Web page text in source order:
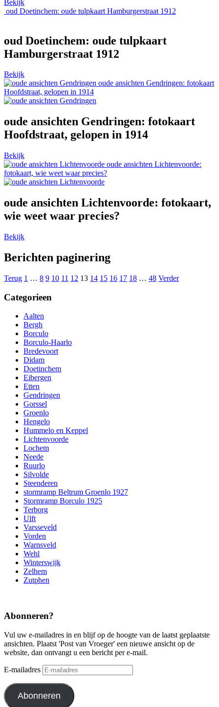
Bekijk
oud Doetinchem: oude tulpkaart Hamburgerstraat 1912
oud Doetinchem: oude tulpkaart
Hamburgerstraat 1912
Bekijk
oude ansichten Gendringen: fotokaart
Hoofdstraat, gelopen in 1914
oude ansichten Gendringen: fotokaart
Hoofdstraat, gelopen in 1914
Bekijk
oude ansichten Lichtenvoorde:
fotokaart, wie weet waar precies?
oude ansichten Lichtenvoorde: fotokaart,
wie weet waar precies?
Bekijk
Berichten paginering
Terug 1 … 8 9 10 11 12 13 14 15 16 17 18 … 48 Verder
Categorieen
Aalten
Bergh
Borculo
Borculo-Haarlo
Bredevoort
Didam
Doetinchem
Eibergen
Etten
Gendringen
Gorssel
Groenlo
Hengelo
Hummelo en Keppel
Lichtenvoorde
Lochem
Neede
Ruurlo
Silvolde
Steenderen
stormramp Beltrum Groenlo 1927
Stormramp Borculo 1925
Terborg
Ulft
Varsseveld
Vorden
Warnsveld
Wehl
Winterswijk
Zelhem
Zutphen
Abonneren?
Vul uw e-mailadres in en blijf op de hoogte van de laatst geplaatste
ansichten. Plaatst 'Post van Vroeger' een nieuwe ansicht op de
website, dan ontvangt u een bericht per e-mail.
E-mailadres
Abonneren